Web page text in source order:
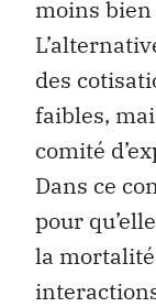
moins
des
faibles,
comité
Dans ce
pour
la